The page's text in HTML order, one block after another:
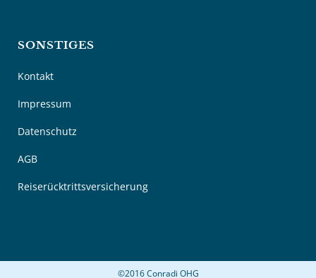
SONSTIGES
Kontakt
Impressum
Datenschutz
AGB
Reiserücktrittsversicherung
©2016 Conradi OHG